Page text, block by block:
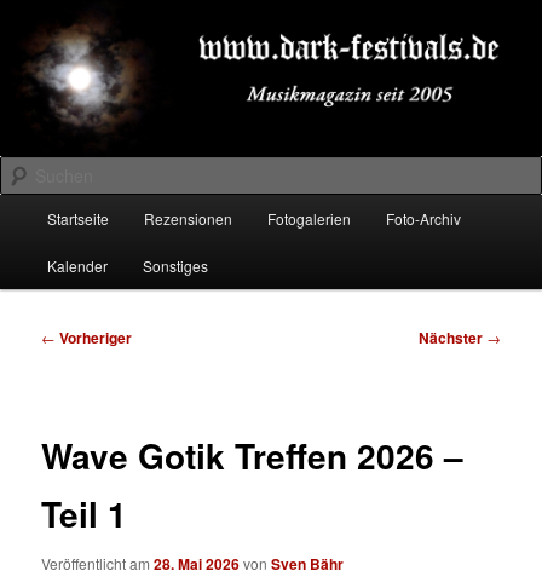
primären
Inhalt
springenDARK-FESTIVALS.DE
Suchen
Startseite Rezensionen Fotogalerien Foto-Archiv
Kalender Sonstiges
Beitragsnavigation
← Vorheriger Nächster →
Wave Gotik Treffen 2026 –
Teil 1
Veröffentlicht am28. Mai 2026vonSven Bähr